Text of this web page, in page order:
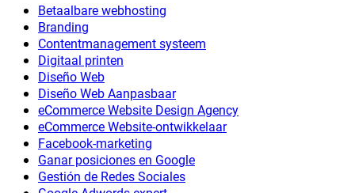
Betaalbare webhosting
Branding
Contentmanagement systeem
Digitaal printen
Diseño Web
Diseño Web Aanpasbaar
eCommerce Website Design Agency
eCommerce Website-ontwikkelaar
Facebook-marketing
Ganar posiciones en Google
Gestión de Redes Sociales